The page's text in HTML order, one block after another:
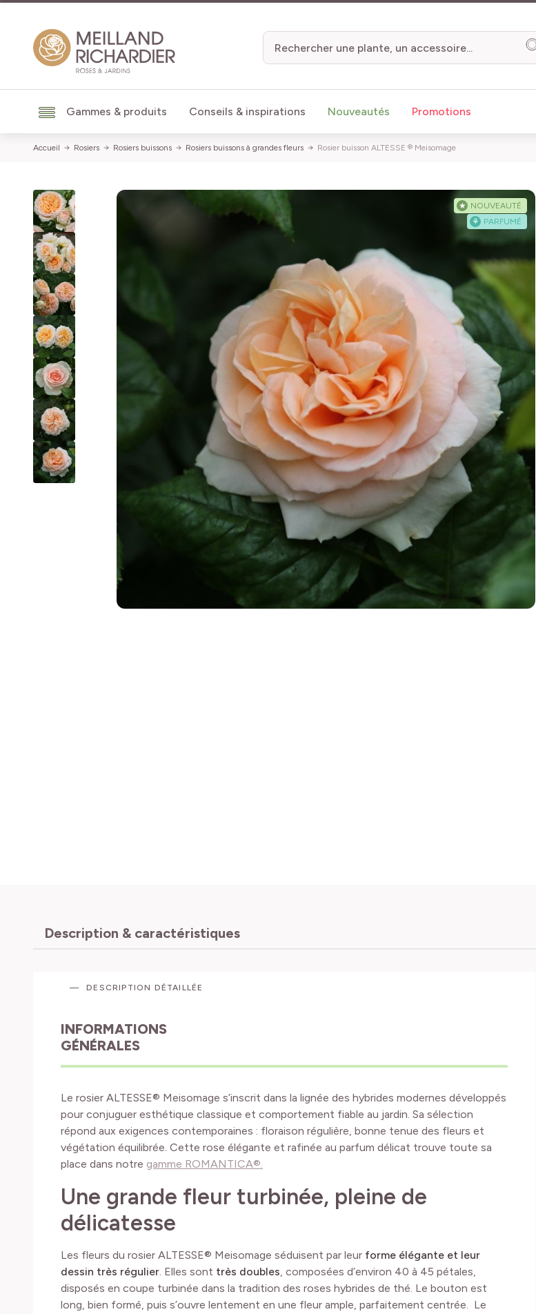
Gammes & produits Conseils & inspirations Nouveautés Promotions
Accueil Rosiers Rosiers buissons Rosiers buissons à grandes fleurs Rosier buisson ALTESSE ® Meisomage
★ NOUVEAUTÉ
⚘
PARFUMÉ
Description & caractéristiques
DESCRIPTION DÉTAILLÉE
INFORMATIONS
GÉNÉRALES
Le rosier ALTESSE® Meisomage s’inscrit dans la lignée des hybrides modernes développés
pour conjuguer esthétique classique et comportement fiable au jardin. Sa sélection
répond aux exigences contemporaines : floraison régulière, bonne tenue des fleurs et
végétation équilibrée. Cette rose élégante et rafinée au parfum délicat trouve toute sa
place dans notre gamme ROMANTICA®.
Une grande fleur turbinée, pleine de
délicatesse
Les fleurs du rosier ALTESSE® Meisomage séduisent par leur forme élégante et leur
dessin très régulier. Elles sont très doubles, composées d’environ 40 à 45 pétales,
disposés en coupe turbinée dans la tradition des roses hybrides de thé. Le bouton est
long, bien formé, puis s’ouvre lentement en une fleur ample, parfaitement centrée. Le